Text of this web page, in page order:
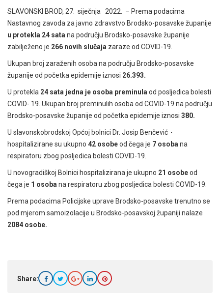
SLAVONSKI BROD, 27. siječnja 2022. – Prema podacima
Nastavnog zavoda za javno zdravstvo Brodsko-posavske županije
u protekla 24 sata na području Brodsko-posavske županije
zabilježeno je 266 novih slučaja zaraze od COVID-19.
Ukupan broj zaraženih osoba na području Brodsko-posavske
županije od početka epidemije iznosi 26.393.
U protekla 24 sata jedna je osoba preminula od posljedica bolesti
COVID- 19. Ukupan broj preminulih osoba od COVID-19 na području
Brodsko-posavske županije od početka epidemije iznosi 380.
U slavonskobrodskoj Općoj bolnici Dr. Josip Benčević ・
hospitalizirane su ukupno 42 osobeod čega je 7 osoba na
respiratoru zbog posljedica bolesti COVID-19.
U novogradiškoj Bolnici hospitalizirana je ukupno 21 osobeod
čega je 1 osoba na respiratoru zbog posljedica bolesti COVID-19.
Prema podacima Policijske uprave Brodsko-posavske trenutno se
pod mjerom samoizolacije u Brodsko-posavskoj županiji nalaze
2084 osobe.
Share: